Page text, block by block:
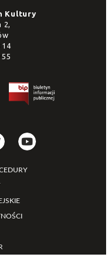
Kultury
14